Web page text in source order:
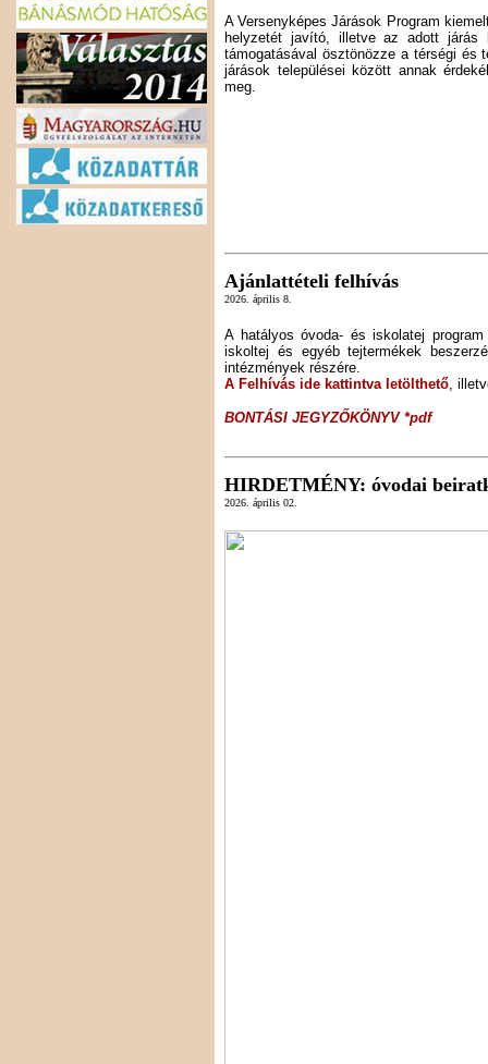
A Versenyképes Járások Program
helyzetét javító, illetve az adott járás
támogatásával ösztönözze a térségi és
járások települései között annak
meg.
Ajánlattételi felhívás
2026. április 8.
A hatályos óvoda- és iskolatej
iskoltej és egyéb tejtermékek
intézmények részére.
A Felhívás ide kattintva letölthető,
BONTÁSI JEGYZŐKÖNYV *pdf
HIRDETMÉNY: óvodai
2026. április 02.